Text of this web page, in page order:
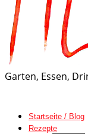
Garten, Essen,
Startseite / Blog
Rezepte